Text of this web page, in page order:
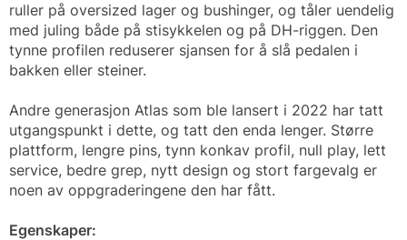
ruller på oversized lager og bushinger, og tåler uendelig
med juling både på stisykkelen og på DH-riggen. Den
tynne profilen reduserer sjansen for å slå pedalen i
bakken eller steiner.
Andre generasjon Atlas som ble lansert i 2022 har tatt
utgangspunkt i dette, og tatt den enda lenger. Større
plattform, lengre pins, tynn konkav profil, null play, lett
service, bedre grep, nytt design og stort fargevalg er
noen av oppgraderingene den har fått.
Egenskaper: